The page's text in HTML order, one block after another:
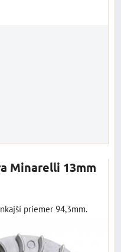
Minarelli 13mm
priemer 94,3mm.